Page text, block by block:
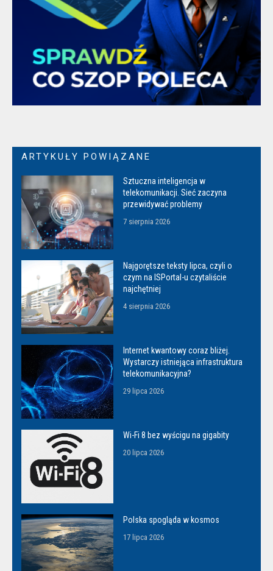
ARTYKUŁY POWIĄZANE
Sztuczna inteligencja w
telekomunikacji. Sieć zaczyna
przewidywać problemy
7 sierpnia 2026
Najgorętsze teksty lipca, czyli o
czym na ISPortal-u czytaliście
najchętniej
4 sierpnia 2026
Internet kwantowy coraz bliżej.
Wystarczy istniejąca infrastruktura
telekomunikacyjna?
29 lipca 2026
Wi-Fi 8 bez wyścigu na gigabity
20 lipca 2026
Polska spogląda w kosmos
17 lipca 2026